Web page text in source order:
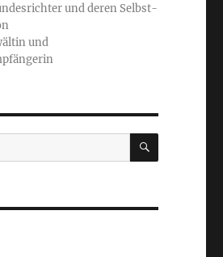
und deren Selbst-
und
SUCHE